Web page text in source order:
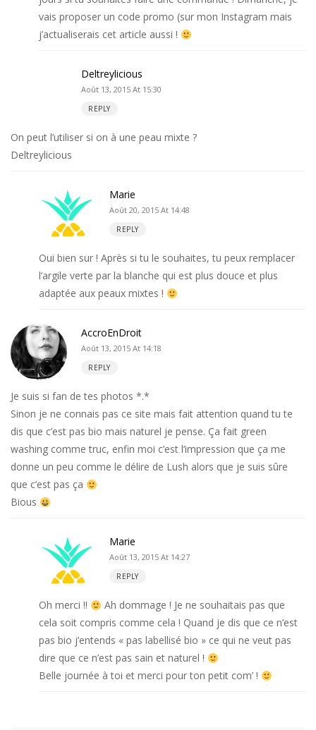
vais proposer un code promo (sur mon Instagram mais
j’actualiserais cet article aussi !
Deltreylicious
Août 13, 2015 At 15:30
REPLY
On peut l’utiliser si on à une peau mixte ?
Deltreylicious
Marie
Août 20, 2015 At 14:48
REPLY
Oui bien sur ! Après si tu le souhaites, tu peux remplacer
l’argile verte par la blanche qui est plus douce et plus
adaptée aux peaux mixtes !
AccroEnDroit
Août 13, 2015 At 14:18
REPLY
Je suis si fan de tes photos *.*
Sinon je ne connais pas ce site mais fait attention quand tu te
dis que c’est pas bio mais naturel je pense. Ça fait green
washing comme truc, enfin moi c’est l’impression que ça me
donne un peu comme le délire de Lush alors que je suis sûre
que c’est pas ça
Bious
Marie
Août 13, 2015 At 14:27
REPLY
Oh merci !!
Ah dommage ! Je ne souhaitais pas que
cela soit compris comme cela ! Quand je dis que ce n’est
pas bio j’entends « pas labellisé bio » ce qui ne veut pas
dire que ce n’est pas sain et naturel !
Belle journée à toi et merci pour ton petit com’ !